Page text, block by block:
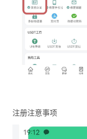
注册注意事项